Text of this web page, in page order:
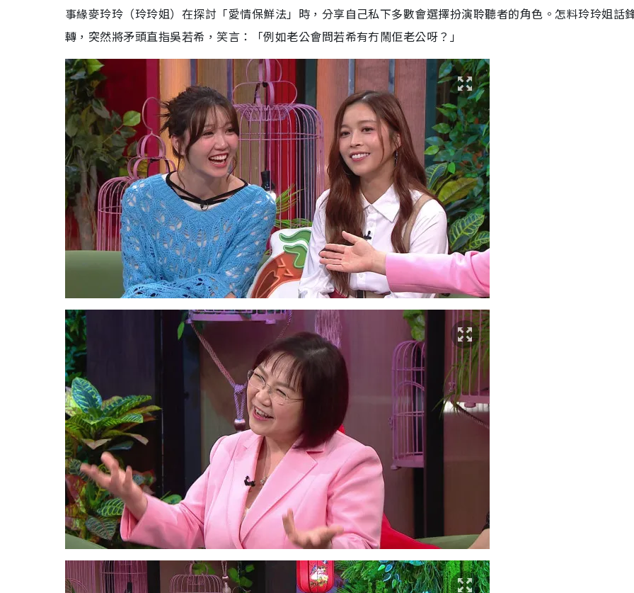
事緣麥玲玲（玲玲姐）在探討「愛情保鮮法」時，分享自己私下多數會選擇扮演聆聽者的角色。怎料玲玲姐話
轉，突然將矛頭直指吳若希，笑言：「例如老公會問若希有冇鬧佢老公呀？」